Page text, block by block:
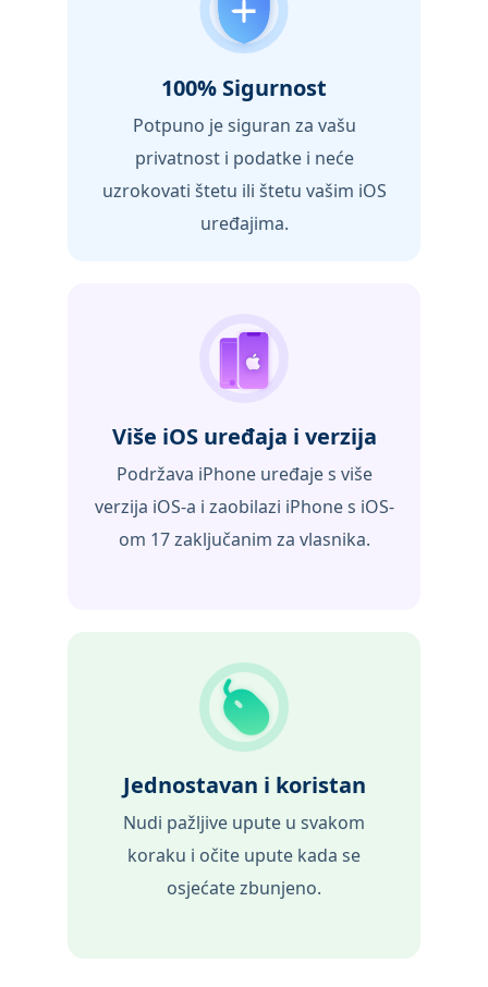
100% Sigurnost
Potpuno je siguran za vašu
privatnost i podatke i neće
uzrokovati štetu ili štetu vašim iOS
uređajima.
Više iOS uređaja i verzija
Podržava iPhone uređaje s više
verzija iOS-a i zaobilazi iPhone s iOS-
om 17 zaključanim za vlasnika.
Jednostavan i koristan
Nudi pažljive upute u svakom
koraku i očite upute kada se
osjećate zbunjeno.